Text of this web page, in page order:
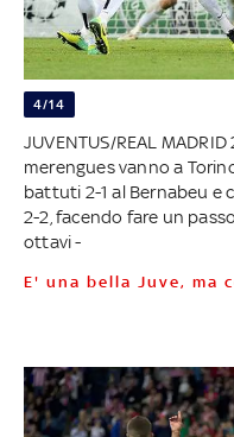
4/14
JUVENTUS/REAL
merengues vanno a
battuti 2-1 al Bernabeu e
2-2, facendo fare un
ottavi -
E' una bella Juve,